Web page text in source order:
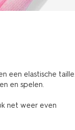
een elastische taille.
en spelen.
net weer even